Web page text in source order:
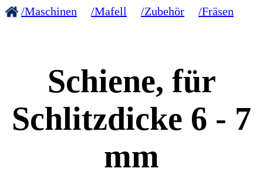
/Maschinen /Mafell /Zubehör /Fräsen
Schiene, für
Schlitzdicke 6 - 7
mm